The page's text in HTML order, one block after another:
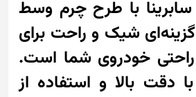
با طرح چرم وسط
گزینه‌ای شیک و راحت برای
خودروی شما است.
دقت بالا و استفاده از